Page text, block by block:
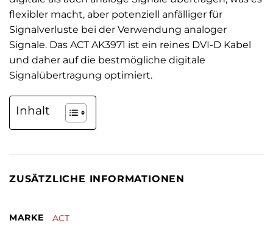
flexibler macht, aber potenziell anfälliger für
Signalverluste bei der Verwendung analoger
Signale. Das ACT AK3971 ist ein reines DVI-D Kabel
und daher auf die bestmögliche digitale
Signalübertragung optimiert.
Inhalt
ZUSÄTZLICHE INFORMATIONEN
MARKE ACT